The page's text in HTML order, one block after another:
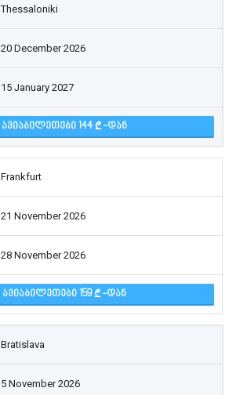
Thessaloniki
20 December 2026
15 January 2027
ᲐᲕᲘᲐᲑᲘᲚᲔᲗᲔᲑᲘ 144 -ᲓᲐᲜ
Frankfurt
21 November 2026
28 November 2026
ᲐᲕᲘᲐᲑᲘᲚᲔᲗᲔᲑᲘ 159 -ᲓᲐᲜ
Bratislava
5 November 2026